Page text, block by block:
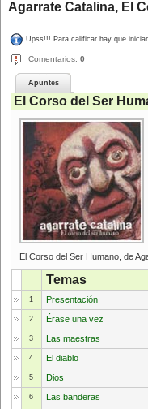
Agarrate Catalina, El
Upss!!! Para calificar hay que
Comentarios: 0
Apuntes
El Corso del Ser
El Corso del Ser Humano, de
Temas
1
Presentación
2 Érase una vez
3 Las maestras
4 El diablo
5 Dios
6 Las banderas